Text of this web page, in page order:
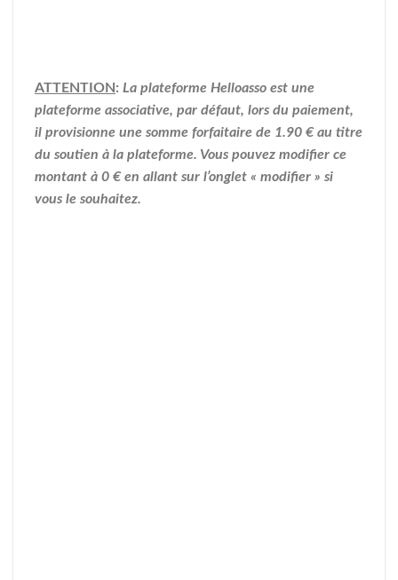
ATTENTION : La plateforme Helloasso est une
plateforme associative, par défaut, lors du paiement,
il provisionne une somme forfaitaire de 1.90 € au titre
du soutien à la plateforme. Vous pouvez modifier ce
montant à 0 € en allant sur l’onglet « modifier » si
vous le souhaitez.